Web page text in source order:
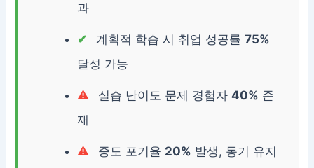
과
계획적 학습 시 취업 성공률75%
달성 가능
실습 난이도 문제 경험자40% 존
재
중도 포기율 20% 발생, 동기 유지